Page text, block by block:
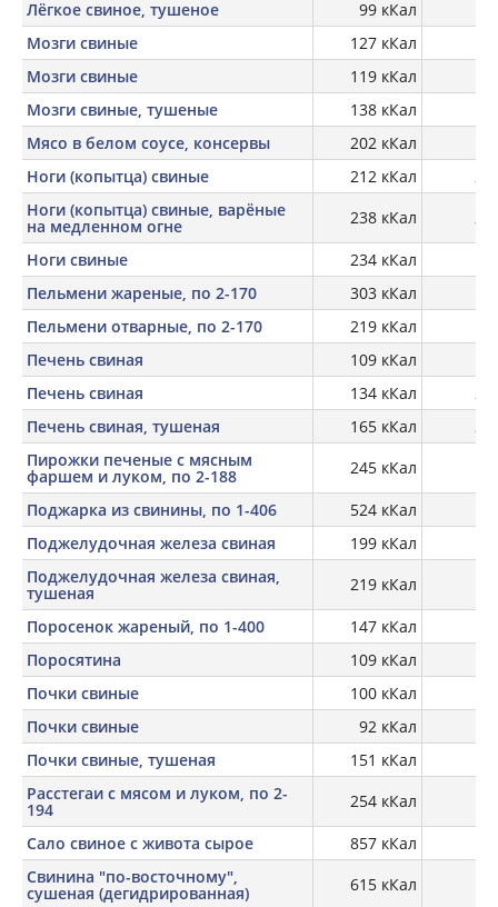
Лёгкое свиное, тушеное
99 кКал
Мозги свиные
127 кКал
Мозги свиные
119 кКал
Мозги свиные, тушеные
138 кКал
Мясо в белом соусе, консервы
202 кКал
Ноги (копытца) свиные
212 кКал
Ноги (копытца) свиные, варёные
на медленном огне 238 кКал
Ноги свиные
234 кКал
Пельмени жареные, по 2-170
303 кКал
Пельмени отварные, по 2-170
219 кКал
Печень свиная
109 кКал
Печень свиная
134 кКал
Печень свиная, тушеная
165 кКал
Пирожки печеные с мясным
фаршем и луком, по 2-188 245 кКал
Поджарка из свинины, по 1-406
524 кКал
Поджелудочная железа свиная
199 кКал
Поджелудочная железа свиная,
тушеная 219 кКал
Поросенок жареный, по 1-400
147 кКал
Поросятина
109 кКал
Почки свиные
100 кКал
Почки свиные
92 кКал
Почки свиные, тушеная
151 кКал
Расстегаи с мясом и луком, по 2-
194 254 кКал
Сало свиное с живота сырое
857 кКал
Свинина "по-восточному",
сушеная (дегидрированная) 615 кКал